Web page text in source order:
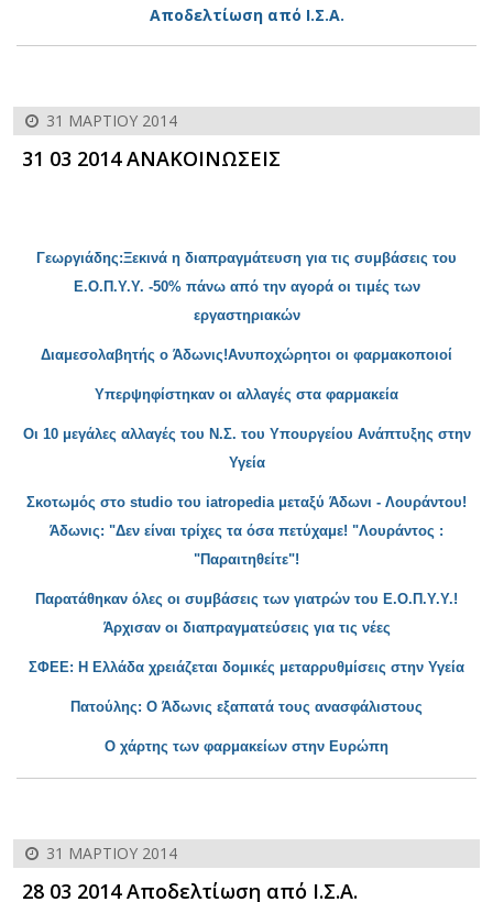
Αποδελτίωση από Ι.Σ.Α.
31 ΜΑΡΤΊΟΥ 2014
31 03 2014 ΑΝΑΚΟΙΝΩΣΕΙΣ
Γεωργιάδης:Ξεκινά η διαπραγμάτευση για τις συμβάσεις του
Ε.Ο.Π.Υ.Υ. -50% πάνω από την αγορά οι τιμές των
εργαστηριακών
Διαμεσολαβητής ο Άδωνις!Ανυποχώρητοι οι φαρμακοποιοί
Υπερψηφίστηκαν οι αλλαγές στα φαρμακεία
Οι 10 μεγάλες αλλαγές του Ν.Σ. του Υπουργείου Ανάπτυξης στην
Υγεία
Σκοτωμός στο studio του iatropedia μεταξύ Άδωνι - Λουράντου!
Άδωνις: "Δεν είναι τρίχες τα όσα πετύχαμε! "Λουράντος :
"Παραιτηθείτε"!
Παρατάθηκαν όλες οι συμβάσεις των γιατρών του Ε.Ο.Π.Υ.Υ.!
Άρχισαν οι διαπραγματεύσεις για τις νέες
ΣΦΕΕ: Η Ελλάδα χρειάζεται δομικές μεταρρυθμίσεις στην Υγεία
Πατούλης: Ο Άδωνις εξαπατά τους ανασφάλιστους
Ο χάρτης των φαρμακείων στην Ευρώπη
31 ΜΑΡΤΊΟΥ 2014
28 03 2014 Αποδελτίωση από Ι.Σ.Α.